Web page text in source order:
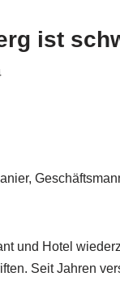
ist
und Hotel
Seit Jahren